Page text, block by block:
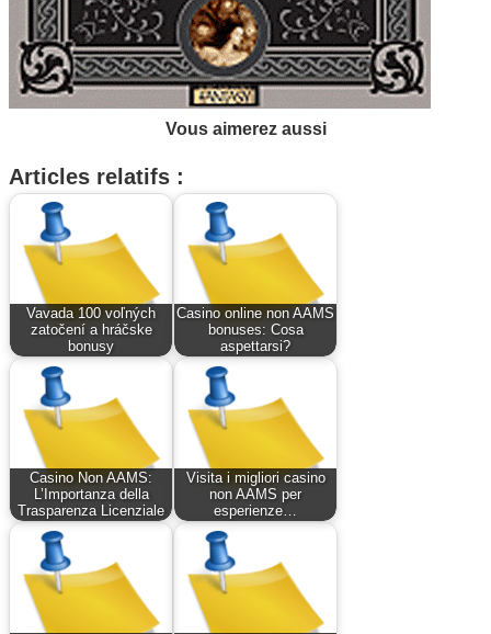
Vous aimerez aussi
Articles relatifs :
Vavada 100 voľných
zatočení a hráčske
bonusy
Casino online non AAMS
bonuses: Cosa
aspettarsi?
Casino Non AAMS:
L’Importanza della
Trasparenza Licenziale
Visita i migliori casino
non AAMS per
esperienze…